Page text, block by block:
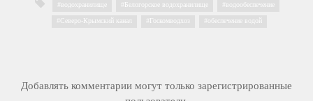
водохранилище Белогорское водохранилище водообеспечение
Северо-Крымский канал Госкомводхоз обеспечение водой
Добавлять комментарии могут только зарегистрированные